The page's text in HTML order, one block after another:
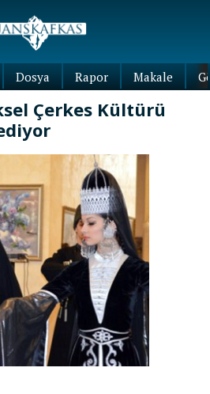
Dosya Rapor Makale
Çerkes Kültürü